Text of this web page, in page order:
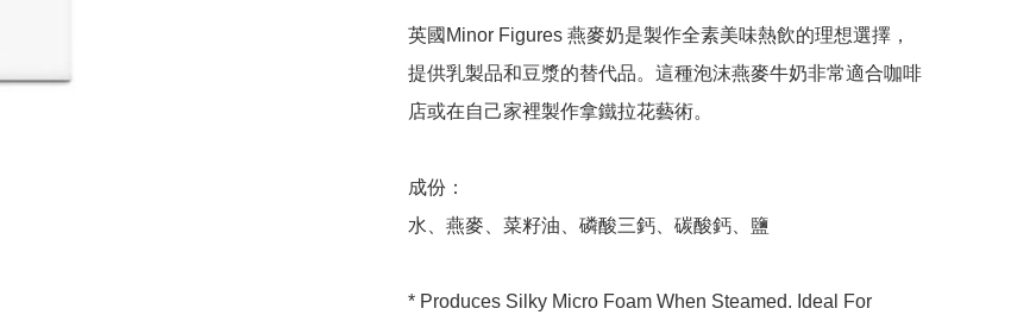
英國Minor Figures 燕麥奶是製作全素美味熱飲的理想選擇，
提供乳製品和豆漿的替代品。這種泡沫燕麥牛奶非常適合咖啡
店或在自己家裡製作拿鐵拉花藝術。
成份：
水、燕麥、菜籽油、磷酸三鈣、碳酸鈣、鹽
* Produces Silky Micro Foam When Steamed. Ideal For